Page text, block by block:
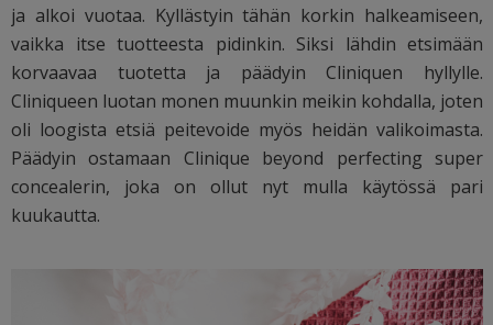
ja alkoi vuotaa. Kyllästyin tähän korkin halkeamiseen,
vaikka itse tuotteesta pidinkin. Siksi lähdin etsimään
korvaavaa tuotetta ja päädyin Cliniquen hyllylle.
Cliniqueen luotan monen muunkin meikin kohdalla, joten
oli loogista etsiä peitevoide myös heidän valikoimasta.
Päädyin ostamaan Clinique beyond perfecting super
concealerin, joka on ollut nyt mulla käytössä pari
kuukautta.